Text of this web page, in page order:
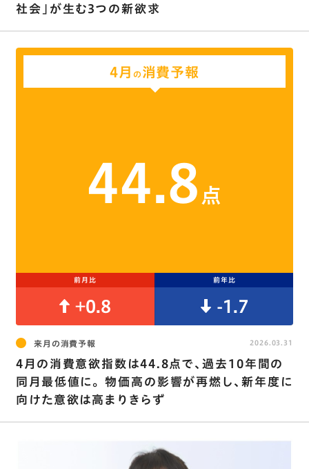
社会｣が生む3つの新欲求
4月 の消費予報
44.8 点
前月比 前年比
+0.8 -1.7
来月の消費予報
4月の消費意欲指数は44.8点で､過去10年間の
同月最低値に｡ 物価高の影響が再燃し､新年度に
向けた意欲は高まりきらず
2026.03.31